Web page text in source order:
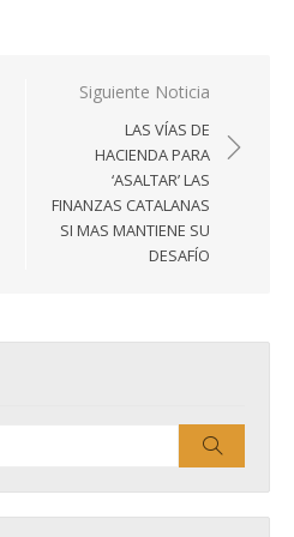
Siguiente Noticia
LAS VÍAS DE
HACIENDA PARA
‘ASALTAR’ LAS
FINANZAS CATALANAS
SI MAS MANTIENE SU
DESAFÍO